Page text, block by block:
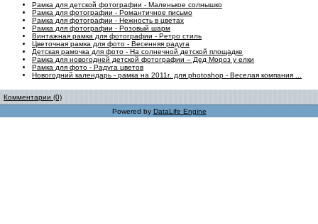
Рамка для детской фотографии - Маленькое солнышко
Рамка для фотографии - Романтичное письмо
Рамка для фотографии - Нежность в цветах
Рамка для фотографии - Розовый шарм
Винтажная рамка для фотографии - Ретро стиль
Цветочная рамка для фото - Весенняя радуга
Детская рамочка для фото - На солнечной детской площадке
Рамка для новогодней детской фотографии – Дед Мороз у елки
Рамка для фото - Радуга цветов
Новогодний календарь - рамка на 2011г. для photoshop - Веселая компания ...
Комментарии (0)
Powered by DataLife Engine